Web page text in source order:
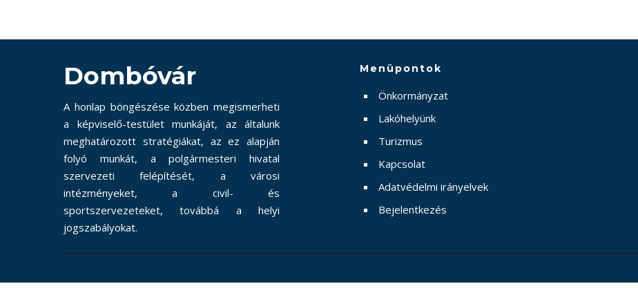
Dombóvár
A honlap böngészése közben megismerheti
a képviselő-testület munkáját, az általunk
meghatározott stratégiákat, az ez alapján
folyó munkát, a polgármesteri hivatal
szervezeti felépítését, a városi
intézményeket, a civil- és
sportszervezeteket, továbbá a helyi
jogszabályokat.
Menüpontok
Önkormányzat
Lakóhelyünk
Turizmus
Kapcsolat
Adatvédelmi irányelvek
Bejelentkezés